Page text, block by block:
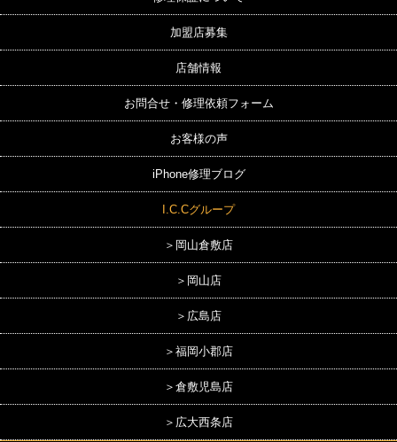
加盟店募集
店舗情報
お問合せ・修理依頼フォーム
お客様の声
iPhone修理ブログ
I.C.Cグループ
＞岡山倉敷店
＞岡山店
＞広島店
＞福岡小郡店
＞倉敷児島店
＞広大西条店